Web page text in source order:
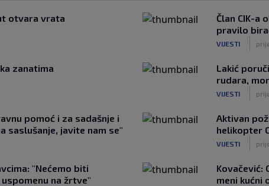
otvara vrata
Član CIK-a
pravilo
VIJESTI
zanatima
Lakić
rudara,
VIJESTI
pomoć i za sadašnje i
saslušanje, javite nam se"
Aktivan
helikopter
VIJESTI
"Nećemo biti
na žrtve"
Kovačević:
meni kućni